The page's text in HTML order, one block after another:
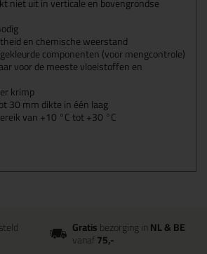
en chemische weerstand
componenten (voor mengcontrole)
voor de meeste vloeistoffen en
krimp
30 mm dikte in één laag
van +10 °C tot +30 °C
Gratisbezorging inNL & BE
vanaf75,-